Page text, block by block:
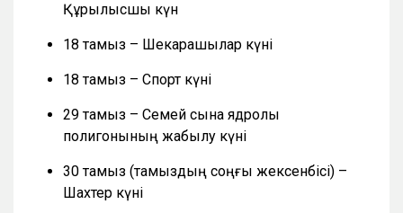
Құрылысшы күн
18 тамыз – Шекарашылар күні
18 тамыз – Спорт күні
29 тамыз – Семей сынақ ядролық
полигонының жабылу күні
30 тамыз (тамыздың соңғы жексенбісі) –
Шахтер күні